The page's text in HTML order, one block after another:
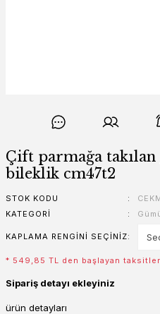
Çift parmağa takılan
bileklik cm47t2
STOK KODU
KATEGORI
KAPLAMA RENGINI SEÇINIZ
* 549,85 TL den başlayan
Sipariş detayı ekleyiniz
ürün detayları